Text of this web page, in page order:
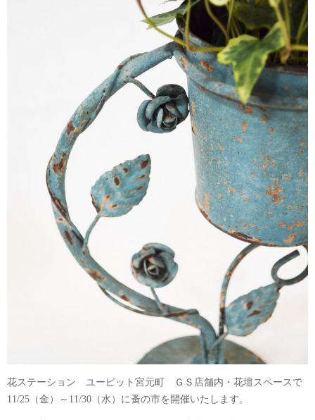
花ステーション ユーピット宮元町 ＧＳ店舗内・花壇スペースで
11/25（金）～11/30（水）に蚤の市を開催いたします。